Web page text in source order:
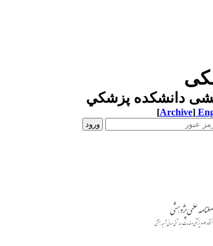
دانشکده پزشکي
[Archive]